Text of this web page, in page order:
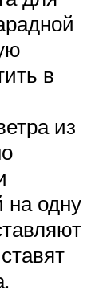
в
из
на одну